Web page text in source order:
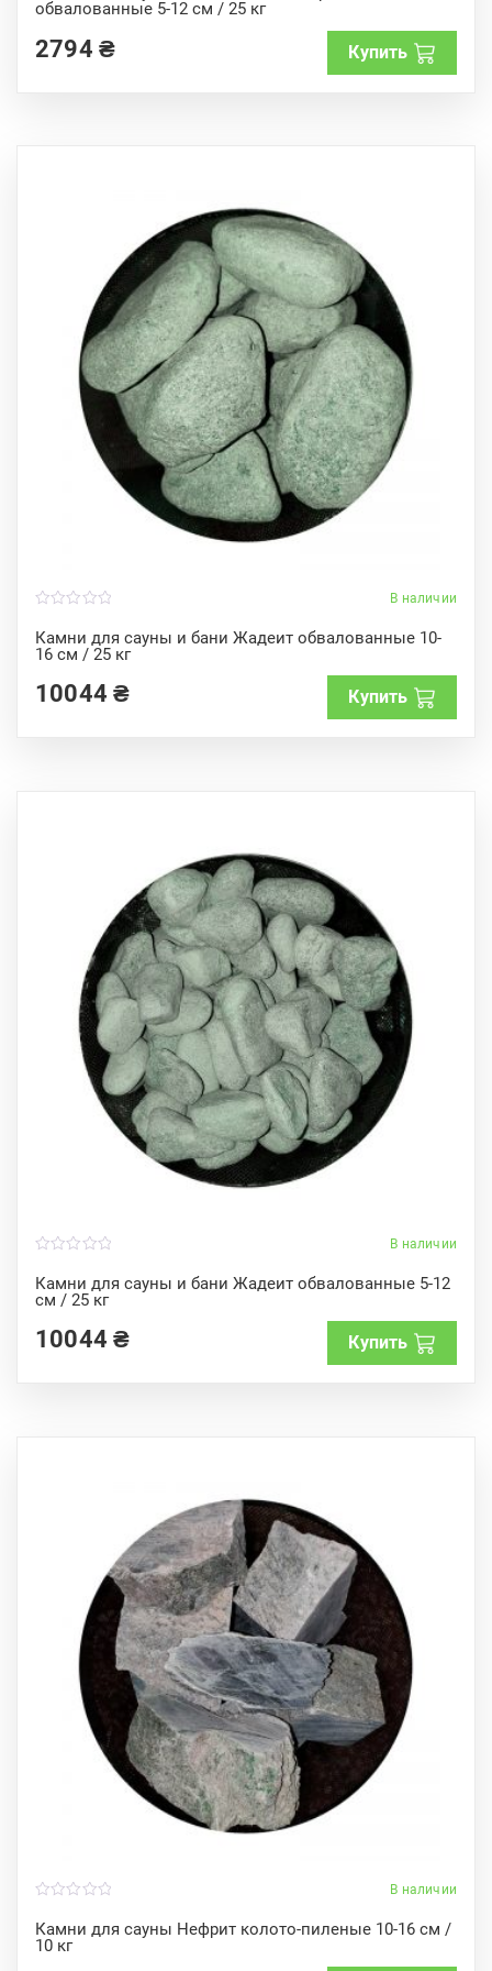
обвалованные 5-12 см / 25 кг
t
f
5
2794 ₴ Купить
В наличии
Камни для сауны и бани Жадеит обвалованные 10-
16 см / 25 кг
o
u
t
f10044₴ Купить
В наличии
Камни для сауны и бани Жадеит обвалованные 5-12
см / 25 кг
o
u
t
f10044₴ Купить
В наличии
Камни для сауны Нефрит колото-пиленые 10-16 см /
10 кг
o
u
t